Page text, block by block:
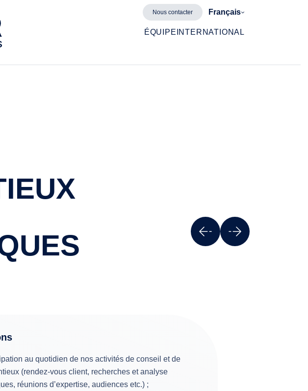
Nous contacter Français
ÉQUIPE INTERNATIONAL
au quotidien de nos activités de conseil et de
(rendez-vous client, recherches et analyse
réunions d’expertise, audiences etc.) ;